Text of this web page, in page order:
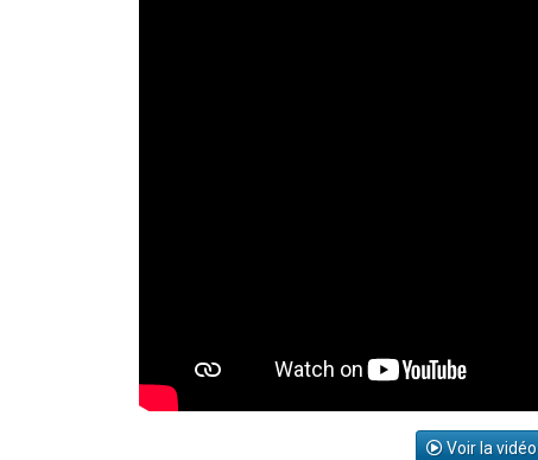
Voir la vidéo